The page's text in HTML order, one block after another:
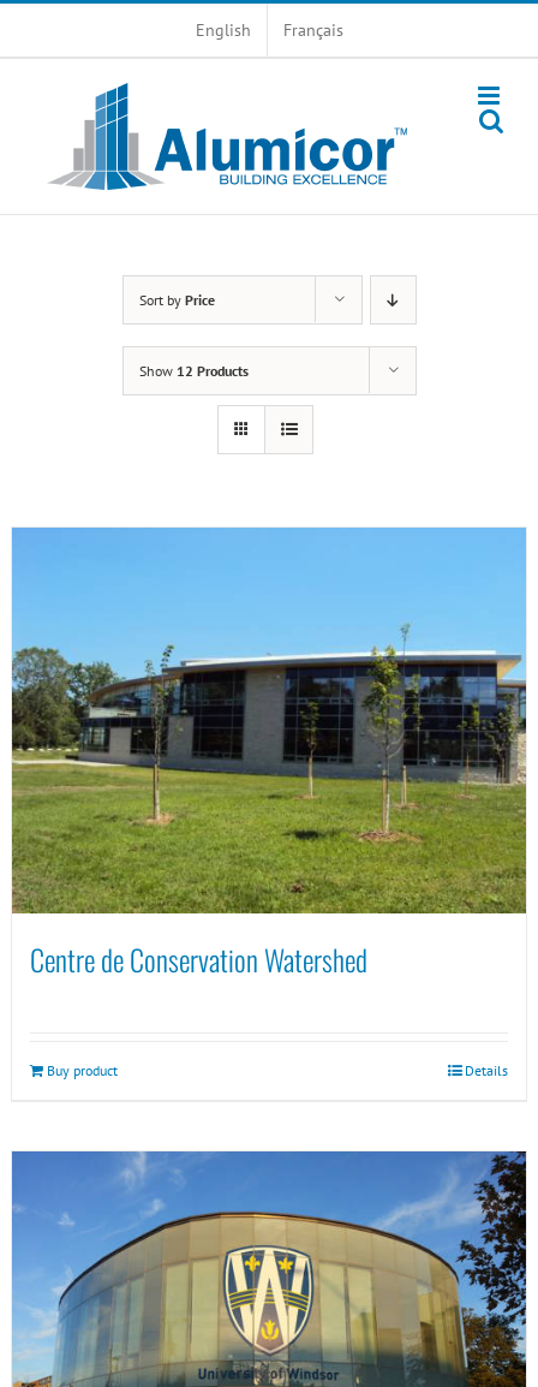
English Français
Sort by Price
Show 12 Products
Centre de Conservation Watershed
Buy product Details